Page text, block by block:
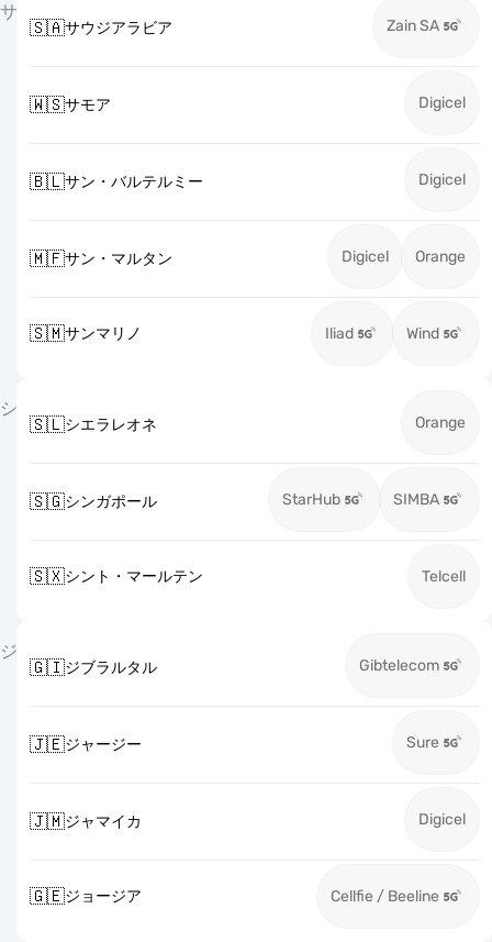
サ
🇸🇦サウジアラビア Zain SA
🇼🇸サモア Digicel
🇧🇱サン・バルテルミー Digicel
🇲🇫サン・マルタン Digicel Orange
🇸🇲サンマリノ Iliad Wind
シ
🇸🇱シエラレオネ Orange
🇸🇬シンガポール StarHub SIMBA
🇸🇽シント・マールテン Telcell
ジ
🇬🇮ジブラルタル Gibtelecom
🇯🇪ジャージー Sure
🇯🇲ジャマイカ Digicel
🇬🇪ジョージア Cellfie / Beeline